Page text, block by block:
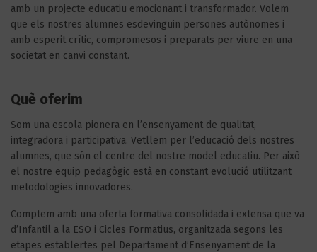
amb un projecte educatiu emocionant i transformador. Volem
que els nostres alumnes esdevinguin persones autònomes i
amb esperit crític, compromesos i preparats per viure en una
societat en canvi constant.
Què oferim
Som una escola pionera en l’ensenyament de qualitat,
integradora i participativa. Vetllem per l’educació dels nostres
alumnes, que són el centre del nostre model educatiu. Per això
el nostre equip pedagògic està en constant evolució utilitzant
metodologies innovadores.
Comptem amb una oferta formativa consolidada i extensa que va
d’Infantil a la ESO i Cicles Formatius, organitzada segons les
etapes establertes pel Departament d’Ensenyament de la